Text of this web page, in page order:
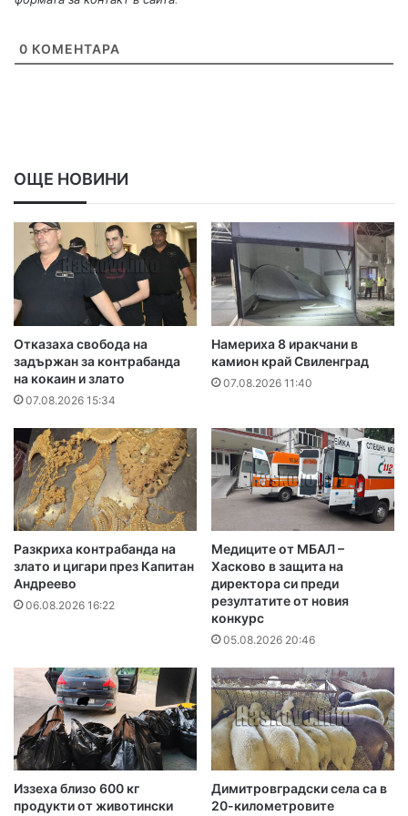
0 КОМЕНТАРА
ОЩЕ НОВИНИ
Отказаха свобода на
задържан за контрабанда
на кокаин и злато
07.08.2026 15:34
Намериха 8 иракчани в
камион край Свиленград
07.08.2026 11:40
Разкриха контрабанда на
злато и цигари през Капитан
Андреево
06.08.2026 16:22
Медиците от МБАЛ –
Хасково в защита на
директора си преди
резултатите от новия
конкурс
05.08.2026 20:46
Иззеха близо 600 кг
продукти от животински
Димитровградски села са в
20-километровите